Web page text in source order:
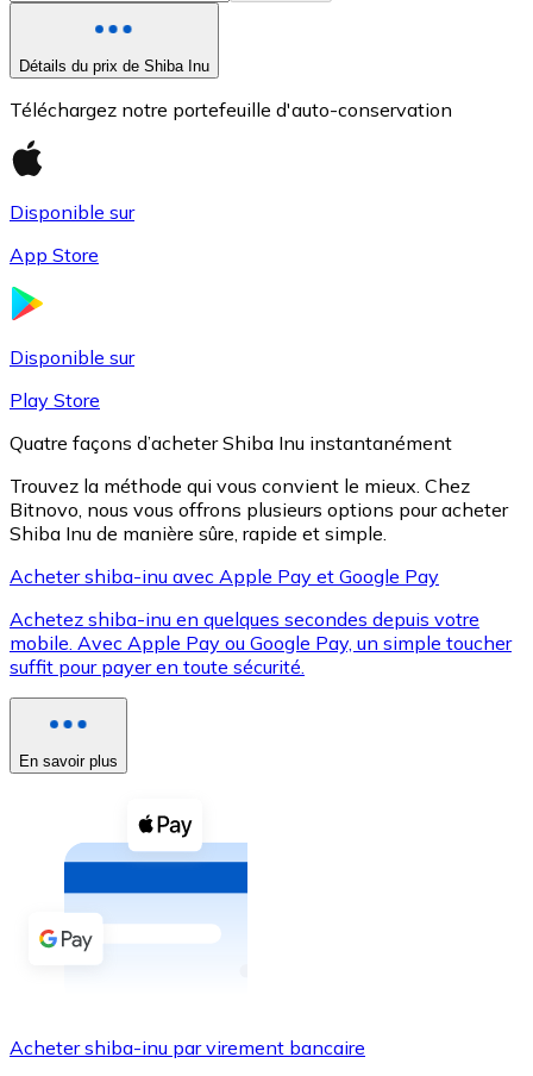
XRP
XRP
Voir toutes
Coupons crypto
Achetez des cryptomonnaies en espèces et d'autres
Acheter avec espèces
Virement SEPA
Détails du prix de Shiba Inu
Téléchargez notre portefeuille d'auto-conservation
Disponible sur
App Store
Disponible sur
Play Store
Quatre façons d’acheter Shiba Inu instantanément
Trouvez la méthode qui vous convient le mieux. Chez
Bitnovo, nous vous offrons plusieurs options pour acheter
Shiba Inu de manière sûre, rapide et simple.
Acheter shiba-inu avec Apple Pay et Google Pay
Achetez shiba-inu en quelques secondes depuis votre
mobile. Avec Apple Pay ou Google Pay, un simple toucher
suffit pour payer en toute sécurité.
En savoir plus
Acheter shiba-inu par virement bancaire